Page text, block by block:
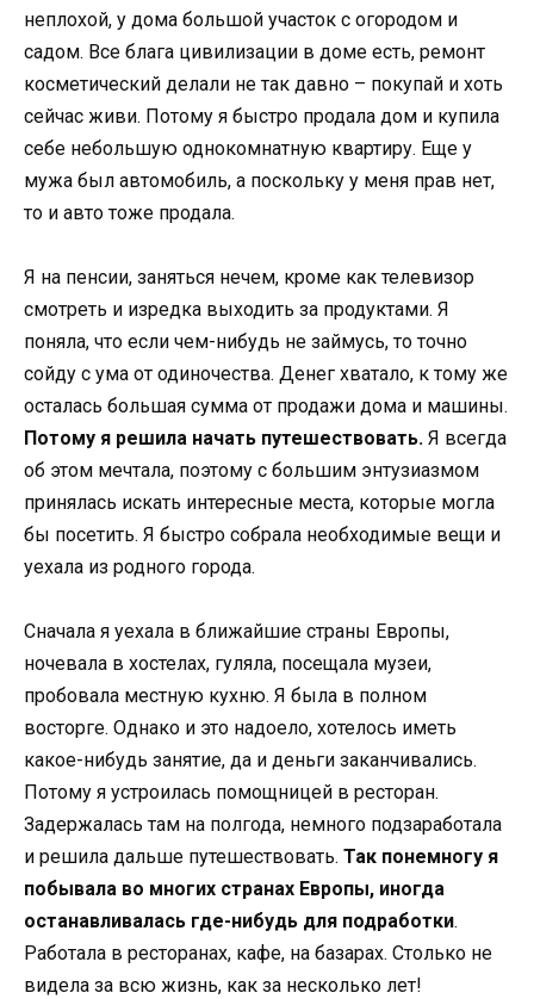
неплохой, у дома большой участок с огородом и
садом. Все блага цивилизации в доме есть, ремонт
косметический делали не так давно – покупай и хоть
сейчас живи. Потому я быстро продала дом и купила
себе небольшую однокомнатную квартиру. Еще у
мужа был автомобиль, а поскольку у меня прав нет,
то и авто тоже продала.
Я на пенсии, заняться нечем, кроме как телевизор
смотреть и изредка выходить за продуктами. Я
поняла, что если чем-нибудь не займусь, то точно
сойду с ума от одиночества. Денег хватало, к тому же
осталась большая сумма от продажи дома и машины.
Потому я решила начать путешествовать. Я всегда
об этом мечтала, поэтому с большим энтузиазмом
принялась искать интересные места, которые могла
бы посетить. Я быстро собрала необходимые вещи и
уехала из родного города.
Сначала я уехала в ближайшие страны Европы,
ночевала в хостелах, гуляла, посещала музеи,
пробовала местную кухню. Я была в полном
восторге. Однако и это надоело, хотелось иметь
какое-нибудь занятие, да и деньги заканчивались.
Потому я устроилась помощницей в ресторан.
Задержалась там на полгода, немного подзаработала
и решила дальше путешествовать. Так понемногу я
побывала во многих странах Европы, иногда
останавливалась где-нибудь для подработки.
Работала в ресторанах, кафе, на базарах. Столько не
видела за всю жизнь, как за несколько лет!